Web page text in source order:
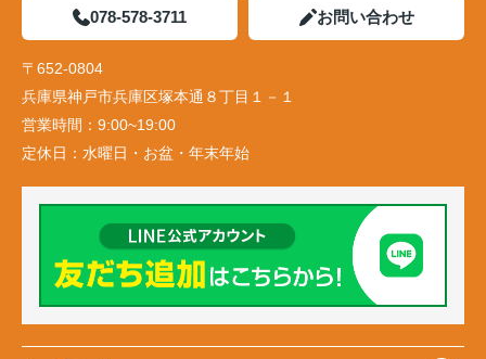
078-578-3711 お問い合わせ
〒652-0804
兵庫県神戸市兵庫区塚本通８丁目１－１
営業時間： 9:00~19:00
定休日： 水曜日・お盆・年末年始